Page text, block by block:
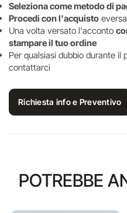
Seleziona come metodo di
Procedi con l'acquisto
Una volta versato l'acconto
stampare il tuo ordine
Per qualsiasi dubbio durante il
contattarci
Richiesta info e Preventivo
POTREBBE